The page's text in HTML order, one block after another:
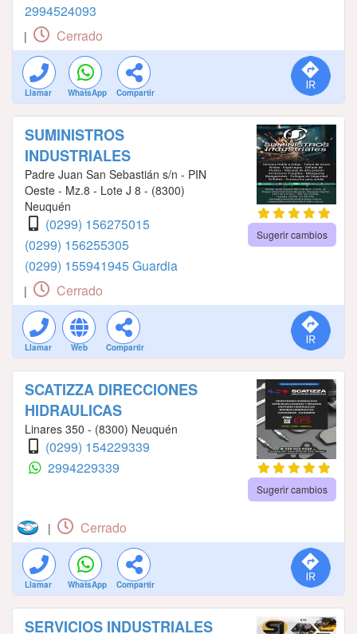
2994524093
| Cerrado
Llamar WhatsApp Compartir
SUMINISTROS
INDUSTRIALES
Padre Juan San Sebastián s/n - PIN
Oeste - Mz.8 - Lote J 8 - (8300)
Neuquén
(0299) 156275015
(0299) 156255305
(0299) 155941945 Guardia
Sugerir cambios
| Cerrado
Llamar Web Compartir
SCATIZZA DIRECCIONES
HIDRAULICAS
Linares 350 - (8300) Neuquén
(0299) 154229339
2994229339
Sugerir cambios
| Cerrado
Llamar WhatsApp Compartir
SERVICIOS INDUSTRIALES